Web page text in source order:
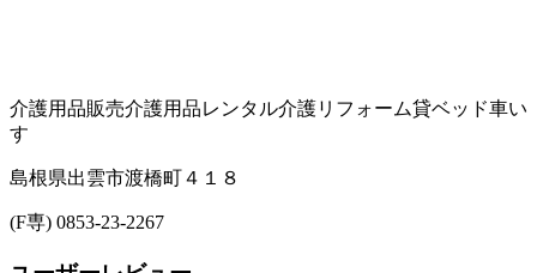
介護用品販売介護用品レンタル介護リフォーム貸ベッド車い
す
島根県出雲市渡橋町４１８
(F専) 0853-23-2267